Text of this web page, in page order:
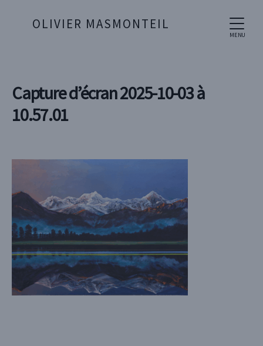
MENU
OLIVIER MASMONTEIL
Capture d’écran 2025-10-03 à
10.57.01